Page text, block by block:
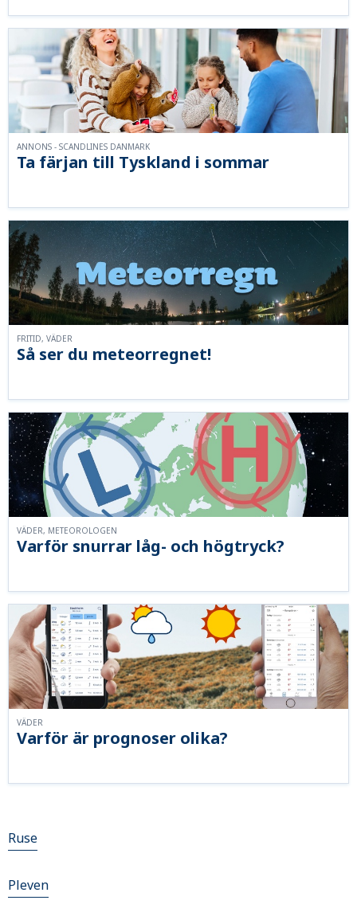
Ta färjan till Tyskland i sommar
ANNONS - SCANDLINES DANMARK
Så ser du meteorregnet!
FRITID, VÄDER
Varför snurrar låg- och högtryck?
VÄDER, METEOROLOGEN
Varför är prognoser olika?
VÄDER
Ruse
Pleven